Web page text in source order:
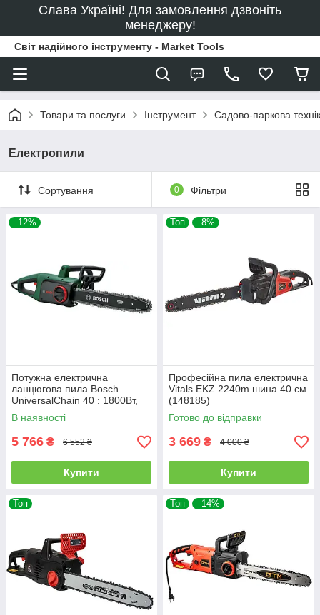
Слава Україні! Для замовлення дзвоніть
менеджеру!
Світ надійного інструменту - Market Tools
Товари та послуги Інструмент Садово-паркова
Електропили
Сортування 0 Фільтри
–12%
Потужна електрична
ланцюгова пила Bosch
UniversalChain 40 : 1800Вт,
довжина шина 40 см
(06008B8402)
В наявності
5 766 ₴ 6 552 ₴
Купити
Топ –8%
Професійна пила електрична
Vitals EKZ 2240m шина 40 см
(148185)
Готово до відправки
3 669 ₴ 4 000 ₴
Купити
Топ Топ –14%